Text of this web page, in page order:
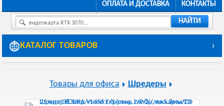
ОПЛАТА И ДОСТАВКА КОНТАКТЫ
видеокарта RTX 3070... НАЙТИ
КАТАЛОГ ТОВАРОВ ›
Товары для офиса Шредеры